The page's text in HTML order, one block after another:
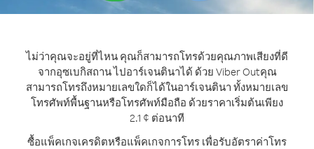
ไม่ว่าคุณจะอยู่ที่ไหน คุณก็สามารถโทรด้วยคุณภาพเสียงที่ดี
จากอุซเบกิสถาน ไปอาร์เจนตินาได้ ด้วย Viber Outคุณ
สามารถโทรถึงหมายเลขใดก็ได้ในอาร์เจนตินา ทั้งหมายเลข
โทรศัพท์พื้นฐานหรือโทรศัพท์มือถือ ด้วยราคาเริ่มต้นเพียง
2.1 ¢ ต่อนาที
ซื้อแพ็คเกจเครดิตหรือแพ็คเกจการโทร เพื่อรับอัตราค่าโทร